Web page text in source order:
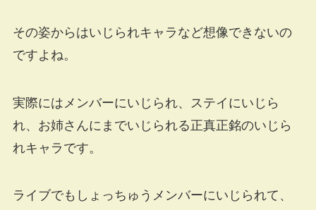
その姿からはいじられキャラなど想像できないの
ですよね。
実際にはメンバーにいじられ、ステイにいじら
れ、お姉さんにまでいじられる正真正銘のいじら
れキャラです。
ライブでもしょっちゅうメンバーにいじられて、